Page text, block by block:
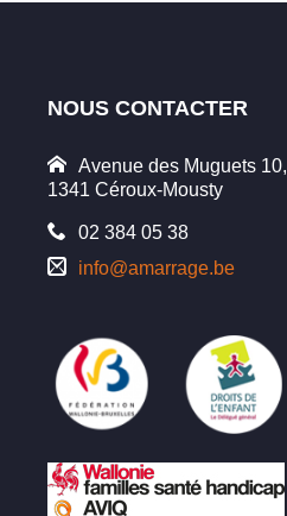
NOUS CONTACTER
Avenue des Muguets 10,
1341 Céroux-Mousty
02 384 05 38
info@amarrage.be